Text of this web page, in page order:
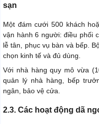
sạn
Một đám cưới 500 khách
vận hành 6 người: điều phối
lễ tân, phục vụ bàn và bếp.
chọn kinh tế và đủ dùng.
Với nhà hàng quy mô vừa
quản lý nhà hàng, bếp
ngân, bảo vệ cửa.
2.3. Các hoạt động dã